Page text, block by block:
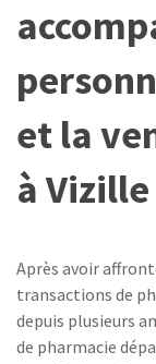
et la
à Vizille
Après avoir
transactions de
depuis plusieurs
de pharmacie